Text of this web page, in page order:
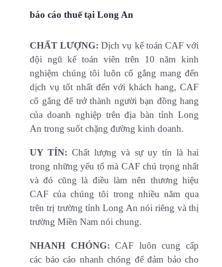
báo cáo thuế tại Long An
CHẤT LƯỢNG: Dịch vụ kế toán CAF với
đội ngũ kế toán viên trên 10 năm kinh
nghiệm chúng tôi luôn cố gắng mang đến
dịch vụ tốt nhất đến với khách hang, CAF
cố gắng để trở thành người bạn đồng hang
của doanh nghiệp trên địa bàn tỉnh Long
An trong suốt chặng đường kinh doanh.
UY TÍN: Chất lượng và sự uy tín là hai
trong những yếu tố mà CAF chú trọng nhất
và đó cũng là điều làm nên thương hiệu
CAF của chúng tôi trong nhiều năm qua
trên trị trường tỉnh Long An nói riêng và thị
trường Miền Nam nói chung.
NHANH CHÓNG: CAF luôn cung cấp
các báo cáo nhanh chóng để đảm bảo cho